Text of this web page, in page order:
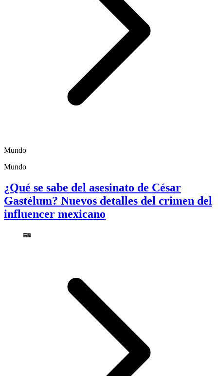
Mundo
Mundo
¿Qué se sabe del asesinato de César
Gastélum? Nuevos detalles del crimen del
influencer mexicano